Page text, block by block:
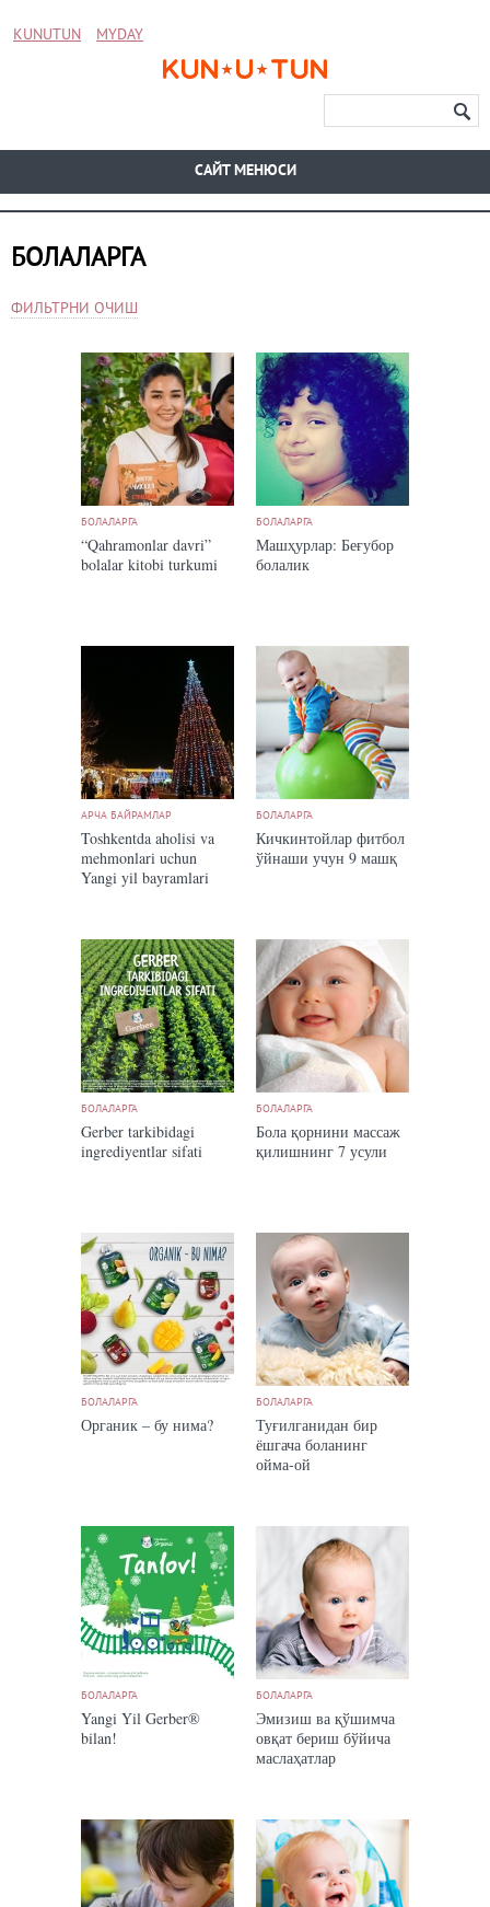
KUNUTUN MYDAY
CАЙТ МЕНЮСИ
БОЛАЛАРГА
ФИЛЬТРНИ ОЧИШ
БОЛАЛАРГА
“Qahramonlar davri”
bolalar kitobi turkumi
БОЛАЛАРГА
Машҳурлар: Беғубор
болалик
АРЧА БАЙРАМЛАР
Toshkentda aholisi va
mehmonlari uchun
Yangi yil bayramlari
БОЛАЛАРГА
Кичкинтойлар фитбол
ўйнаши учун 9 машқ
БОЛАЛАРГА
Gerber tarkibidagi
ingrediyentlar sifati
БОЛАЛАРГА
Бола қорнини массаж
қилишнинг 7 усули
БОЛАЛАРГА
Органик – бу нима?
БОЛАЛАРГА
Туғилганидан бир
ёшгача боланинг
ойма-ой
БОЛАЛАРГА
Yangi Yil Gerber®
bilan!
БОЛАЛАРГА
Эмизиш ва қўшимча
овқат бериш бўйича
маслаҳатлар